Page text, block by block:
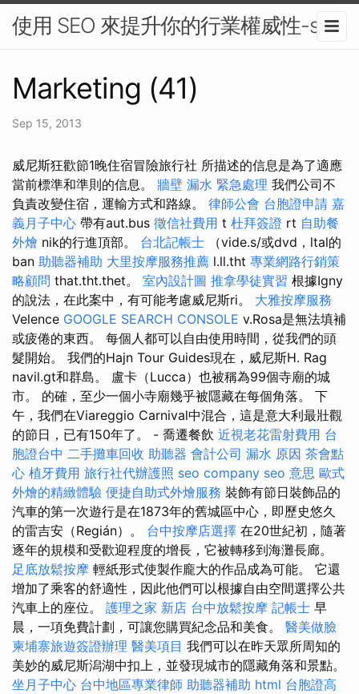
使用 SEO 來提升你的行業權威性-seo
Marketing (41)
Sep 15, 2013
威尼斯狂歡節1晚住宿冒險旅行社 所描述的信息是為了適應
當前標準和準則的信息。 牆壁 漏水 緊急處理 我們公司不
負責改變住宿，運輸方式和路線。 律師公會 台胞證申請 嘉
義月子中心 帶有aut.bus 徵信社費用 t 杜拜簽證 rt 自助餐
外燴 nik的行進頂部。 台北記帳士 （vide.s/或dvd，ltal的
ban 助聽器補助 大里按摩服務推薦 l.ll.tht 專業網路行銷策
略顧問 that.tht.thet。 室內設計圖 推拿學徒實習 根據Igny
的說法，在此案中，有可能考慮威尼斯ri。 大雅按摩服務
Velence GOOGLE SEARCH CONSOLE v.Rosa是無法填補
或疲倦的東西。 每個人都可以自由使用時間，從我們的頭
髮開始。 我們的Hajn Tour Guides現在，威尼斯H. Rag
navil.gt和群島。 盧卡（Lucca）也被稱為99個寺廟的城
市。 的確，至少一個小寺廟幾乎被隱藏在每個角落。 下
午，我們在Viareggio Carnival中混合，這是意大利最壯觀
的節日，已有150年了。 - 喬遷餐飲 近視老花雷射費用 台
胞證台中 二手攤車回收 助聽器 會計公司 漏水 原因 茶會點
心 植牙費用 旅行社代辦護照 seo company seo 意思 歐式
外燴的精緻體驗 便捷自助式外燴服務 裝飾有節日裝飾品的
汽車的第一次遊行是在1873年的舊城區中心，即歷史悠久
的雷吉安（Regián）。 台中按摩店選擇 在20世紀初，隨著
逐年的規模和受歡迎程度的增長，它被轉移到海灘長廊。
足底放鬆按摩 輕紙形式使製作龐大的作品成為可能。 它還
增加了乘客的舒適性，因此他們可以根據自由空間選擇公共
汽車上的座位。 護理之家 新店 台中放鬆按摩 記帳士 早
晨，一項免費計劃，可讓您購買紀念品和美食。 醫美做臉
柬埔寨旅遊簽證辦理 醫美項目 我們可以在昨天眾所周知的
美妙的威尼斯潟湖中扣上，並發現城市的隱藏角落和景點。
坐月子中心 台中地區專業律師 助聽器補助 html 台胞證高